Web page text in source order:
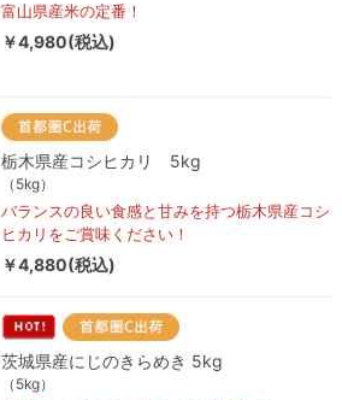
富山県産米の定番！
￥4,980(税込)
栃木県産コシヒカリ 5kg
（5kg）
バランスの良い食感と甘みを持つ栃木県産コシ
ヒカリをご賞味ください！
￥4,880(税込)
茨城県産にじのきらめき 5kg
（5kg）